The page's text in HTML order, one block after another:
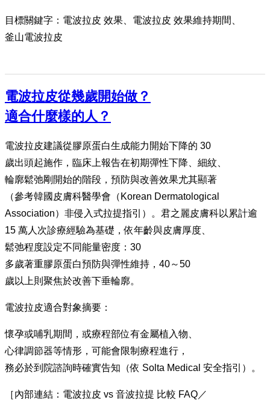
目標關鍵字：電波拉皮 效果、電波拉皮 效果維持期間、
釜山電波拉皮
電波拉皮從幾歲開始做？
適合什麼樣的人？
電波拉皮建議從膠原蛋白生成能力開始下降的 30
歲出頭起施作，臨床上報告在初期彈性下降、細紋、
輪廓鬆弛剛開始的階段，預防與改善效果尤其顯著
（參考韓國皮膚科醫學會（Korean Dermatological
Association）非侵入式拉提指引）。君之麗皮膚科以累計逾
15 萬人次診療經驗為基礎，依年齡與皮膚厚度、
鬆弛程度設定不同能量密度：30
多歲著重膠原蛋白預防與彈性維持，40～50
歲以上則聚焦於改善下垂輪廓。
電波拉皮適合對象摘要：
懷孕或哺乳期間，或療程部位有金屬植入物、
心律調節器等情形，可能會限制療程進行，
務必於到院諮詢時確實告知（依 Solta Medical 安全指引）。
［內部連結：電波拉皮 vs 音波拉提 比較 FAQ／